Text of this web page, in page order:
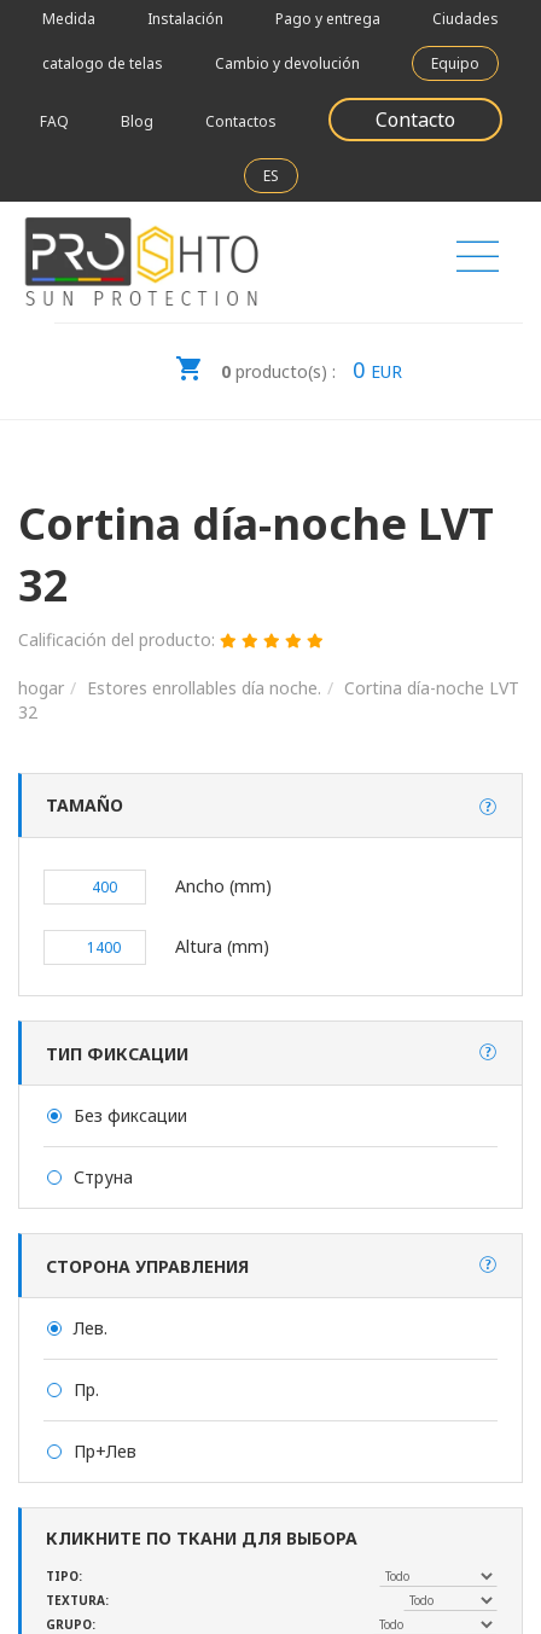
Medida Instalación Pago y entrega Ciudades
catalogo de telas Cambio y devolución Equipo
FAQ Blog Contactos Contacto
ES
0 producto(s) : 0 EUR
Cortina día-noche LVT
32
Calificación del producto:
hogar Estores enrollables día noche.
Cortina día-noche LVT
32
TAMAÑO
Ancho (mm)
Altura (mm)
ТИП ФИКСАЦИИ
Без фиксации
Струна
СТОРОНА УПРАВЛЕНИЯ
Лев.
Пр.
Пр+Лев
КЛИКНИТЕ ПО ТКАНИ ДЛЯ ВЫБОРА
TIPO:
TEXTURA:
GRUPO: